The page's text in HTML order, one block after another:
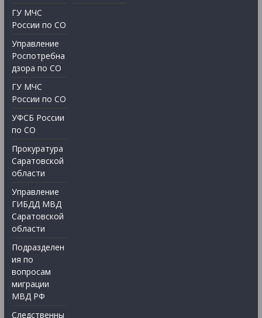
ГУ МЧС
России по СО
Управление
Роспотребна
дзора по СО
ГУ МЧС
России по СО
УФСБ России
по СО
Прокуратура
Саратовской
области
Управление
ГИБДД МВД
Саратовской
области
Подразделен
ия по
вопросам
миграции
МВД РФ
Следственны